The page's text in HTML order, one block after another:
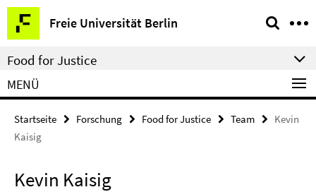
Springe
direkt
zu
Inhalt
Freie Universität Berlin
Service-
Navigation
Food for Justice
MENÜ
Startseite Forschung Food for Justice Team
Kevin
Kaisig
Kevin Kaisig